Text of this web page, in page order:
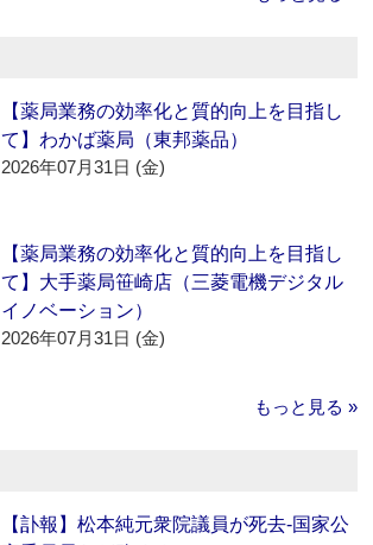
【薬局業務の効率化と質的向上を目指し
て】わかば薬局（東邦薬品）
2026年07月31日 (金)
【薬局業務の効率化と質的向上を目指し
て】大手薬局笹崎店（三菱電機デジタル
イノベーション）
2026年07月31日 (金)
もっと見る »
【訃報】松本純元衆院議員が死去‐国家公